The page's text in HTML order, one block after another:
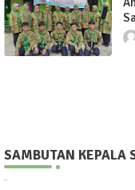
SAMBUTAN KEPALA